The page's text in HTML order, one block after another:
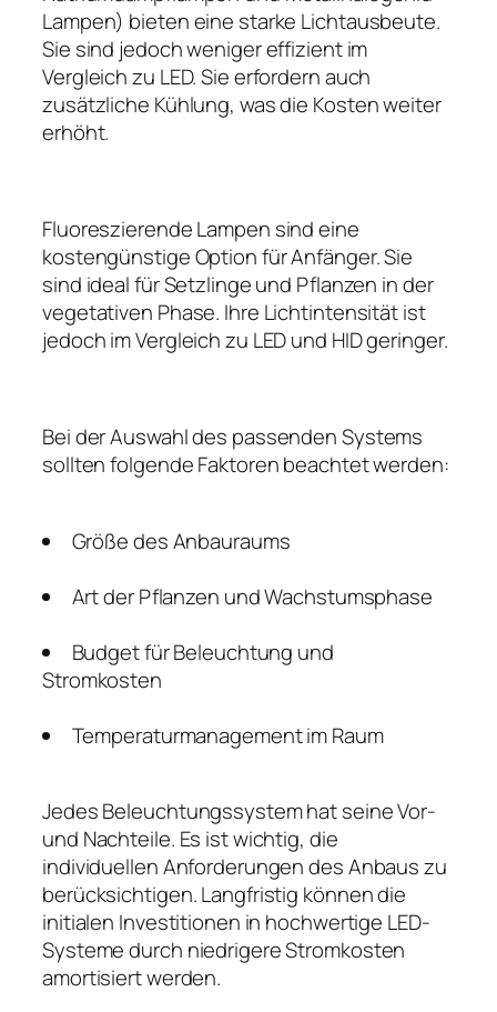
Lampen) bieten eine starke Lichtausbeute.
Sie sind jedoch weniger effizient im
Vergleich zu LED. Sie erfordern auch
zusätzliche Kühlung, was die Kosten weiter
erhöht.
Fluoreszierende Lampen sind eine
kostengünstige Option für Anfänger. Sie
sind ideal für Setzlinge und Pflanzen in der
vegetativen Phase. Ihre Lichtintensität ist
jedoch im Vergleich zu LED und HID geringer.
Bei der Auswahl des passenden Systems
sollten folgende Faktoren beachtet werden:
Größe des Anbauraums
Art der Pflanzen und Wachstumsphase
Budget für Beleuchtung und
Stromkosten
Temperaturmanagement im Raum
Jedes Beleuchtungssystem hat seine Vor-
und Nachteile. Es ist wichtig, die
individuellen Anforderungen des Anbaus zu
berücksichtigen. Langfristig können die
initialen Investitionen in hochwertige LED-
Systeme durch niedrigere Stromkosten
amortisiert werden.